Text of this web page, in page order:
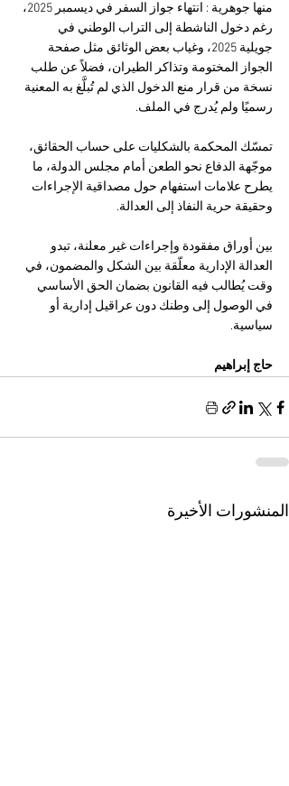
منها جوهرية : انتهاء جواز السفر في ديسمبر 2025،
رغم دخول الناشطة إلى التراب الوطني في
جويلية 2025، وغياب بعض الوثائق مثل صفحة
الجواز المختومة وتذاكر الطيران، فضلاً عن طلب
نسخة من قرار منع الدخول الذي لم تُبلَّغ به المعنية
رسميًا ولم يُدرج في الملف.
تمسّك المحكمة بالشكليات على حساب الحقائق،
موجّهة الدفاع نحو الطعن أمام مجلس الدولة، ما
يطرح علامات استفهام حول مصداقية الإجراءات
وحقيقة حرية النفاذ إلى العدالة.
بين أوراق مفقودة وإجراءات غير معلنة، تبدو
العدالة الإدارية معلّقة بين الشكل والمضمون، في
وقت يُطالب فيه القانون بضمان الحق الأساسي
في الوصول إلى وطنك دون عراقيل إدارية أو
سياسية.
حاج إبراهيم
المنشورات الأخيرة